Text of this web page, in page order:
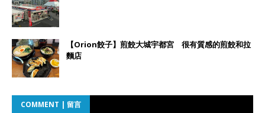
【Orion餃子】煎餃大城宇都宮 很有質感的煎餃和拉
麵店
COMMENT | 留言